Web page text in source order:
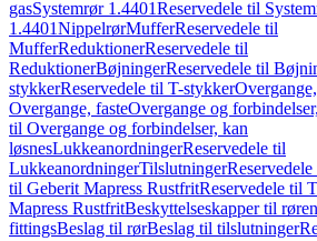
gasSystemrør 1.4401Reservedele til
1.4401NippelrørMufferReservedele til
MufferReduktionerReservedele til
ReduktionerBøjningerReservedele til
stykkerReservedele til T-stykker
Overgange, fasteOvergange og
til Overgange og forbindelser, kan
løsnesLukkeanordningerReservedele til
LukkeanordningerTilslutninger
til Geberit Mapress RustfritReservedele til
Mapress RustfritBeskyttelseskapper til
fittingsBeslag til rørBeslag til tilslutninger